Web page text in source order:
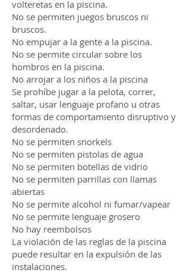
volteretas en la piscina.
No se permiten juegos bruscos ni
bruscos.
No empujar a la gente a la piscina.
No se permite circular sobre los
hombros en la piscina.
No arrojar a los niños a la piscina
Se prohíbe jugar a la pelota, correr,
saltar, usar lenguaje profano u otras
formas de comportamiento disruptivo y
desordenado.
No se permiten snorkels
No se permiten pistolas de agua
No se permiten botellas de vidrio
No se permiten parrillas con llamas
abiertas
No se permite alcohol ni fumar/vapear
No se permite lenguaje grosero
No hay reembolsos
La violación de las reglas de la piscina
puede resultar en la expulsión de las
instalaciones.